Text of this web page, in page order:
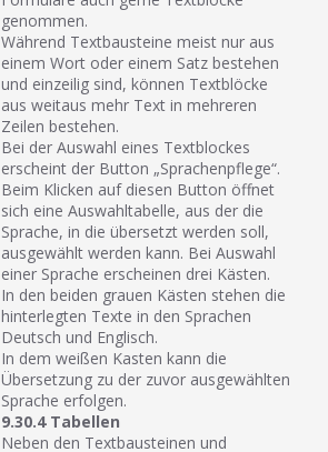
genommen.
Während Textbausteine meist nur aus
einem Wort oder einem Satz bestehen
und einzeilig sind, können Textblöcke
aus weitaus mehr Text in mehreren
Zeilen bestehen.
Bei der Auswahl eines Textblockes
erscheint der Button „Sprachenpflege“.
Beim Klicken auf diesen Button öffnet
sich eine Auswahltabelle, aus der die
Sprache, in die übersetzt werden soll,
ausgewählt werden kann. Bei Auswahl
einer Sprache erscheinen drei Kästen.
In den beiden grauen Kästen stehen die
hinterlegten Texte in den Sprachen
Deutsch und Englisch.
In dem weißen Kasten kann die
Übersetzung zu der zuvor ausgewählten
Sprache erfolgen.
9.30.4 Tabellen
Neben den Textbausteinen und